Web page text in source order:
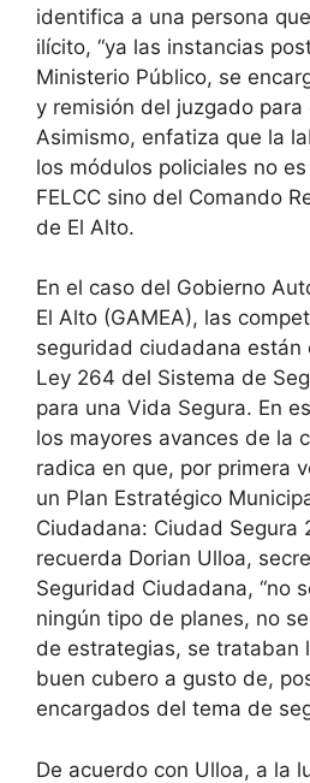
identifica a una persona
ilícito, “ya las instancias
Ministerio Público, se
y remisión del juzgado para
Asimismo, enfatiza que la
los módulos policiales no
FELCC sino del Comando
de El Alto.
En el caso del Gobierno
El Alto (GAMEA), las
seguridad ciudadana están
Ley 264 del Sistema de
para una Vida Segura. En
los mayores avances de la
radica en que, por primera
un Plan Estratégico
Ciudadana: Ciudad Segura
recuerda Dorian Ulloa,
Seguridad Ciudadana, “no
ningún tipo de planes, no
de estrategias, se trataban
buen cubero a gusto de,
encargados del tema de
De acuerdo con Ulloa, a la